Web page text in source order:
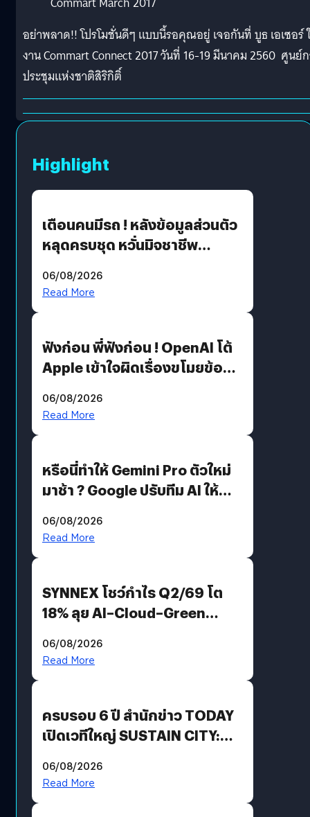
อย่าพลาด!! โปรโมชั่นดีๆ แบบนี้รอคุณอยู่ เจอกันที่ บูธ เอเซอร์
งาน Commart Connect 2017 วันที่ 16-19 มีนาคม 2560 ศูนย์
ประชุมแห่งชาติสิริกิติ์
Highlight
เตือนคนมีรถ ! หลังข้อมูลส่วนตัว
หลุดครบชุด หวั่นมิจชาชีพ
รหัสผ่านหลุด ไม่ใช่แฮ็กเกอร์
06/08/2026
Read More
ฟังก่อน พี่ฟังก่อน ! OpenAI โต้
Apple เข้าใจผิดเรื่องขโมยข้อมูล
06/08/2026
Read More
หรือนี่ทำให้ Gemini Pro ตัวใหม่
มาช้า ? Google ปรับทีม AI ให้
AGI
06/08/2026
Read More
SYNNEX โชว์กำไร Q2/69 โต
18% ลุย AI–Cloud–Green
Revenue เร่งเครื่อง New
06/08/2026
Read More
ครบรอบ 6 ปี สำนักข่าว TODAY
เปิดเวทีใหญ่ SUSTAIN CITY:
แนวทางปรับตัวสู่เศรษฐกิจสี
06/08/2026
Read More